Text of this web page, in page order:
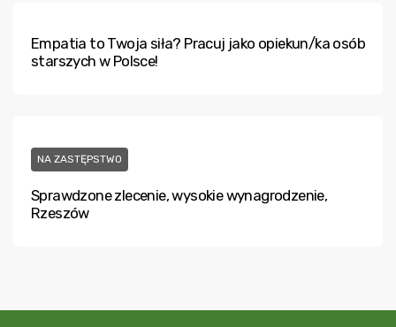
Empatia to Twoja siła? Pracuj jako opiekun/ka osób
starszych w Polsce!
NA ZASTĘPSTWO
Sprawdzone zlecenie, wysokie wynagrodzenie,
Rzeszów